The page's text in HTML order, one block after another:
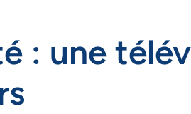
: une